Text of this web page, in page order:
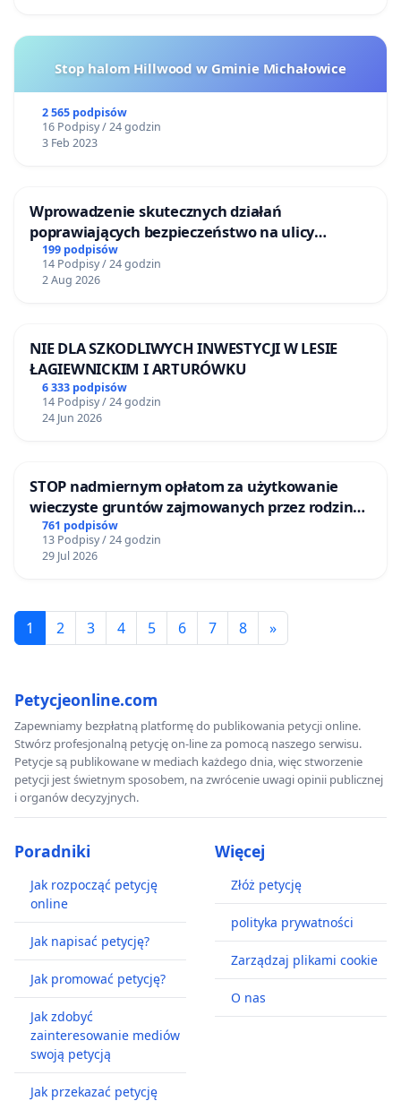
Stop halom Hillwood w Gminie Michałowice
2 565 podpisów
16 Podpisy / 24 godzin
3 Feb 2023
Wprowadzenie skutecznych działań
poprawiających bezpieczeństwo na ulicy
Żeromskiego w Otwocku
199 podpisów
14 Podpisy / 24 godzin
2 Aug 2026
NIE DLA SZKODLIWYCH INWESTYCJI W LESIE
ŁAGIEWNICKIM I ARTURÓWKU
6 333 podpisów
14 Podpisy / 24 godzin
24 Jun 2026
STOP nadmiernym opłatom za użytkowanie
wieczyste gruntów zajmowanych przez rodzinne
ogrody działkowe.
761 podpisów
13 Podpisy / 24 godzin
29 Jul 2026
1 2 3 4 5 6 7 8 »
Petycjeonline.com
Zapewniamy bezpłatną platformę do publikowania petycji online.
Stwórz profesjonalną petycję on-line za pomocą naszego serwisu.
Petycje są publikowane w mediach każdego dnia, więc stworzenie
petycji jest świetnym sposobem, na zwrócenie uwagi opinii publicznej
i organów decyzyjnych.
Poradniki
Jak rozpocząć petycję
online
Jak napisać petycję?
Jak promować petycję?
Jak zdobyć
zainteresowanie mediów
swoją petycją
Jak przekazać petycję
Więcej
Złóż petycję
polityka prywatności
Zarządzaj plikami cookie
O nas